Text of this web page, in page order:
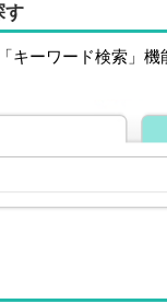
す
キーワード検索」